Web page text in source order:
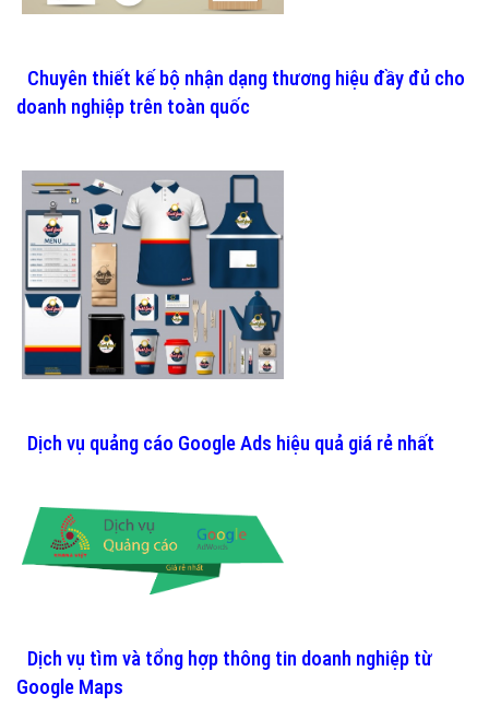
Chuyên thiết kế bộ nhận dạng thương hiệu đầy đủ cho
doanh nghiệp trên toàn quốc
Dịch vụ quảng cáo Google Ads hiệu quả giá rẻ nhất
Dịch vụ tìm và tổng hợp thông tin doanh nghiệp từ
Google Maps